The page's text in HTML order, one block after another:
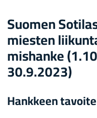
Suo­men
mies­ten
mis­han­ke
30.9.2023)
Hank­keen ta­voi­te